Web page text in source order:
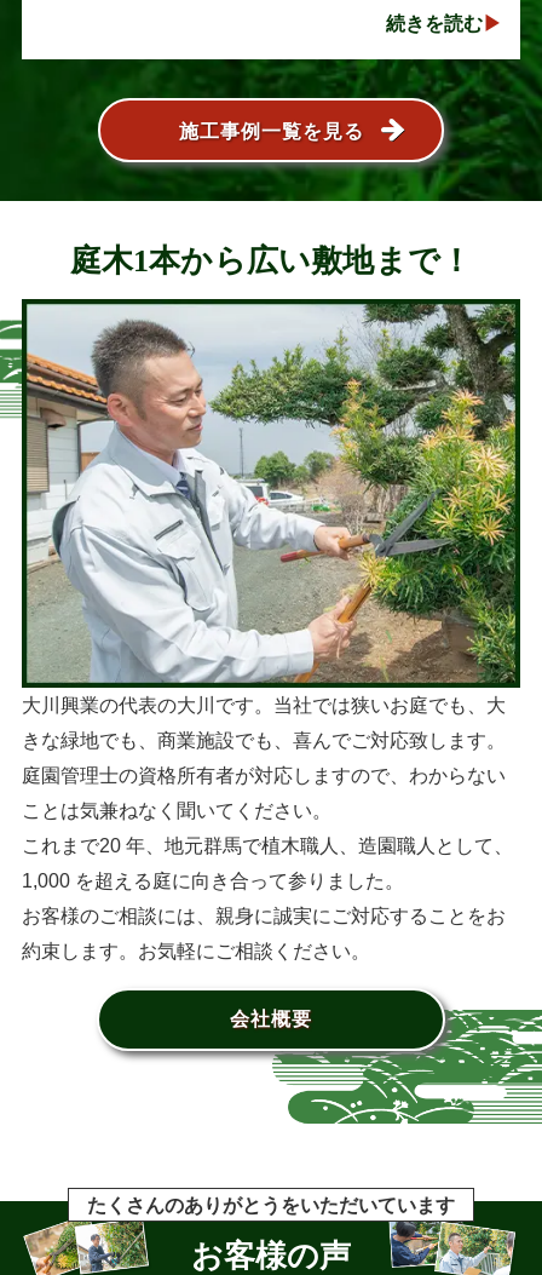
続きを読む
施工事例一覧を見る
庭木1本から広い敷地まで！
大川興業の代表の大川です。当社では狭いお庭でも、大
きな緑地でも、商業施設でも、喜んでご対応致します。
庭園管理士の資格所有者が対応しますので、わからない
ことは気兼ねなく聞いてください。
これまで20 年、地元群馬で植木職人、造園職人として、
1,000 を超える庭に向き合って参りました。
お客様のご相談には、親身に誠実にご対応することをお
約束します。お気軽にご相談ください。
会社概要
たくさんのありがとうをいただいています
お客様の声